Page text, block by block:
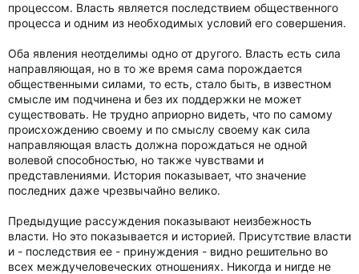
процессом. Власть является последствием общественного
процесса и одним из необходимых условий его совершения.
Оба явления неотделимы одно от другого. Власть есть сила
направляющая, но в то же время сама порождается
общественными силами, то есть, стало быть, в известном
смысле им подчинена и без их поддержки не может
существовать. Не трудно априорно видеть, что по самому
происхождению своему и по смыслу своему как сила
направляющая власть должна порождаться не одной
волевой способностью, но также чувствами и
представлениями. История показывает, что значение
последних даже чрезвычайно велико.
Предыдущие рассуждения показывают неизбежность
власти. Но это показывается и историей. Присутствие власти
и - последствия ее - принуждения - видно решительно во
всех междучеловеческих отношениях. Никогда и нигде не